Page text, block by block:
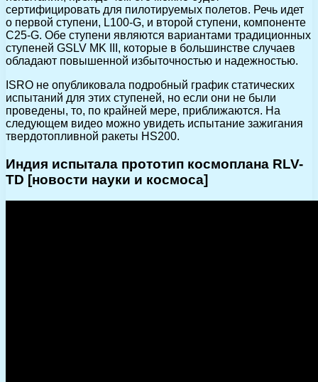
сертифицировать для пилотируемых полетов. Речь идет
о первой ступени, L100-G, и второй ступени, компоненте
C25-G. Обе ступени являются вариантами традиционных
ступеней GSLV MK III, которые в большинстве случаев
обладают повышенной избыточностью и надежностью.
ISRO не опубликовала подробный график статических
испытаний для этих ступеней, но если они не были
проведены, то, по крайней мере, приближаются. На
следующем видео можно увидеть испытание зажигания
твердотопливной ракеты HS200.
Индия испытала прототип космоплана RLV-
TD [новости науки и космоса]